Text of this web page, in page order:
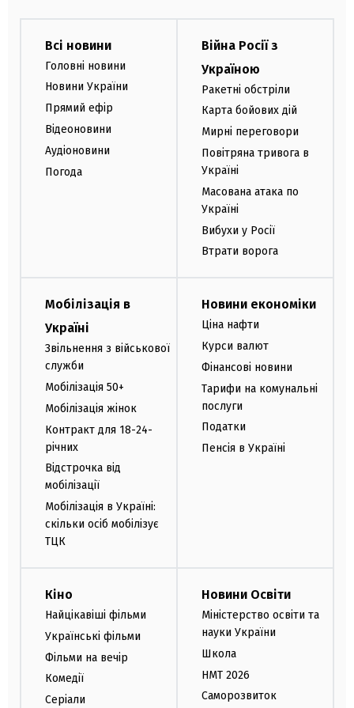
Всі новини
Головні новини
Новини України
Прямий ефір
Відеоновини
Аудіоновини
Погода
Війна Росії з
Україною
Ракетні обстріли
Карта бойових дій
Мирні переговори
Повітряна тривога в
Україні
Масована атака по
Україні
Вибухи у Росії
Втрати ворога
Мобілізація в
Україні
Звільнення з військової
служби
Мобілізація 50+
Мобілізація жінок
Контракт для 18-24-
річних
Відстрочка від
мобілізації
Мобілізація в Україні:
скільки осіб мобілізує
ТЦК
Новини економіки
Ціна нафти
Курси валют
Фінансові новини
Тарифи на комунальні
послуги
Податки
Пенсія в Україні
Кіно
Найцікавіші фільми
Українські фільми
Фільми на вечір
Комедії
Серіали
Новини Освіти
Міністерство освіти та
науки України
Школа
НМТ 2026
Саморозвиток